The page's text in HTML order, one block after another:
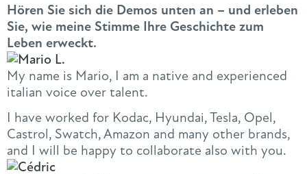
Hören Sie sich die Demos unten an – und erleben
Sie, wie meine Stimme Ihre Geschichte zum
Leben erweckt.
My name is Mario, I am a native and experienced
italian voice over talent.
I have worked for Kodac, Hyundai, Tesla, Opel,
Castrol, Swatch, Amazon and many other brands,
and I will be happy to collaborate also with you.